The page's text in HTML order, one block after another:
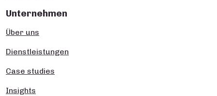
Unternehmen
Über uns
Dienstleistungen
Case studies
Insights